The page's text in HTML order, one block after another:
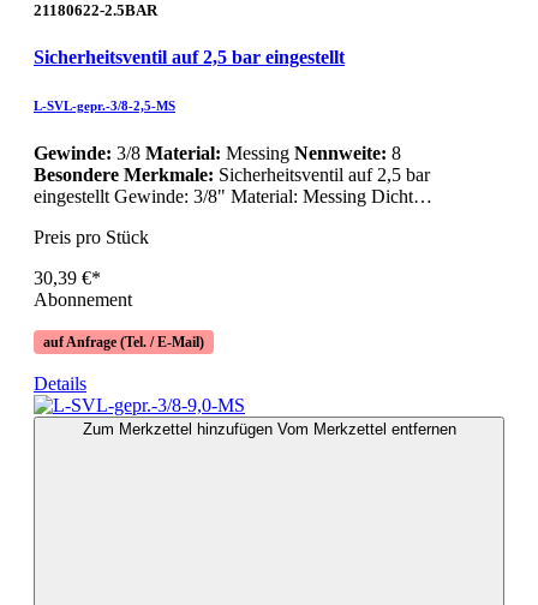
21180622-2.5BAR
Sicherheitsventil auf 2,5 bar eingestellt
L-SVL-gepr.-3/8-2,5-MS
Gewinde: 3/8 Material: Messing Nennweite: 8
Besondere Merkmale: Sicherheitsventil auf 2,5 bar
eingestellt Gewinde: 3/8" Material: Messing Dicht…
Preis pro Stück
30,39 €*
Abonnement
auf Anfrage (Tel. / E-Mail)
Details
Zum Merkzettel hinzufügen Vom Merkzettel entfernen